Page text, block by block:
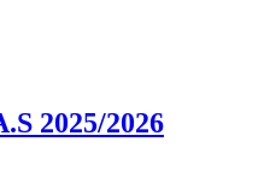
2025/2026